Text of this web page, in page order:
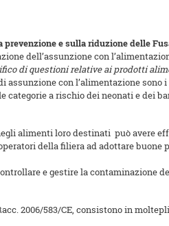
prevenzione e sulla riduzione delle
dell’assunzione con
di questioni relative ai prodotti
con l’alimentazione sono
a rischio dei neonati e dei
alimenti loro destinati può avere
della filiera ad adottare buone
e gestire la contaminazione
2006/583/CE, consistono in